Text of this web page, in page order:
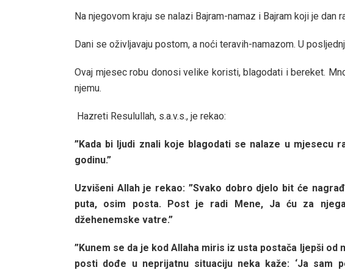
Na njegovom kraju se nalazi Bajram-namaz i Bajram koji je dan
Dani se oživljavaju postom, a noći teravih-namazom. U
Ovaj mjesec robu donosi velike koristi, blagodati i bereket.
njemu.
Hazreti Resulullah, s.a.v.s., je rekao:
”Kada bi ljudi znali koje blagodati se nalaze u mjesecu
godinu.”
Uzvišeni Allah je rekao: ”Svako dobro djelo bit će
puta, osim posta. Post je radi Mene, Ja ću za
džehenemske vatre.”
”Kunem se da je kod Allaha miris iz usta postača ljepši od
posti dođe u neprijatnu situaciju neka kaže: ‘Ja sam